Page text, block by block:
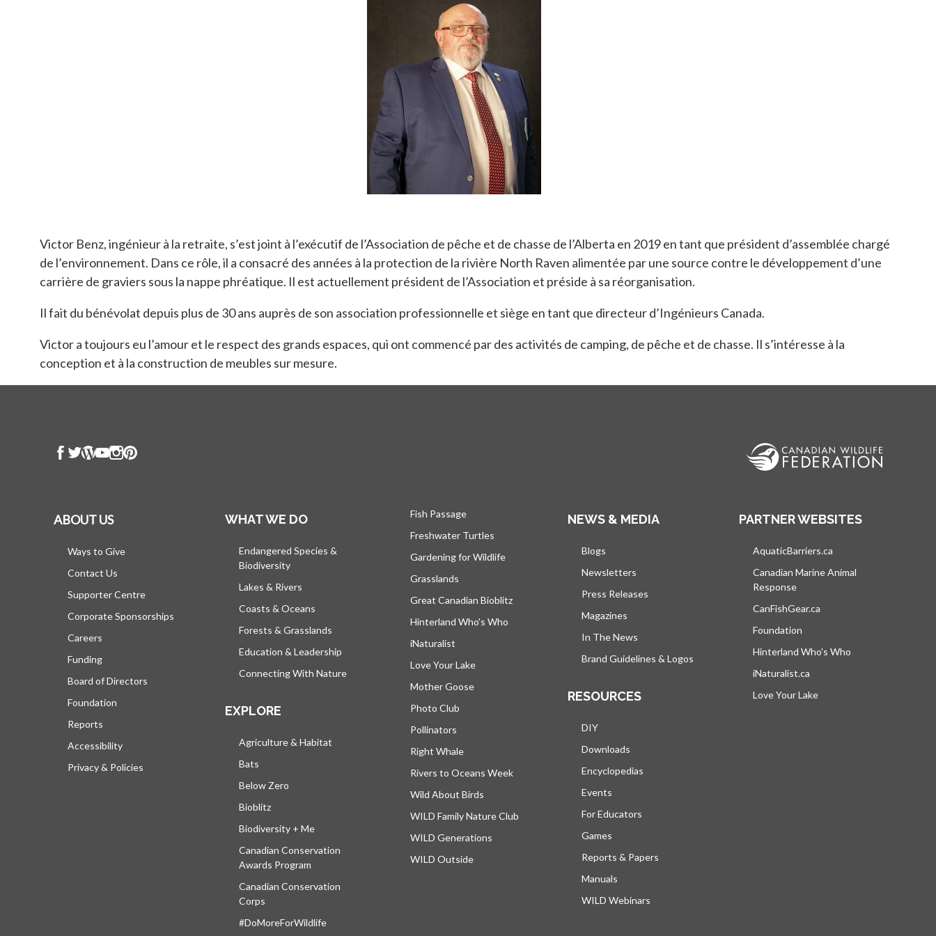
Victor Benz, ingénieur à la retraite, s’est joint à l’exécutif de l’Association de pêche et de chasse de l’Alberta en 2019 en tant que président d’assemblée chargé
de l’environnement. Dans ce rôle, il a consacré des années à la protection de la rivière North Raven alimentée par une source contre le développement d’une
carrière de graviers sous la nappe phréatique. Il est actuellement président de l’Association et préside à sa réorganisation.
Il fait du bénévolat depuis plus de 30 ans auprès de son association professionnelle et siège en tant que directeur d’Ingénieurs Canada.
Victor a toujours eu l’amour et le respect des grands espaces, qui ont commencé par des activités de camping, de pêche et de chasse. Il s’intéresse à la
conception et à la construction de meubles sur mesure.
ABOUT US
Ways to Give
Contact Us
Supporter Centre
Corporate Sponsorships
Careers
Funding
Board of Directors
Foundation
Reports
Accessibility
Privacy & Policies
WHAT WE DO
Endangered Species &
Biodiversity
Lakes & Rivers
Coasts & Oceans
Forests & Grasslands
Education & Leadership
Connecting With Nature
EXPLORE
Agriculture & Habitat
Bats
Below Zero
Bioblitz
Biodiversity + Me
Canadian Conservation
Awards Program
Canadian Conservation
Corps
#DoMoreForWildlife
Fish Passage
Freshwater Turtles
Gardening for Wildlife
Grasslands
Great Canadian Bioblitz
Hinterland Who's Who
iNaturalist
Love Your Lake
Mother Goose
Photo Club
Pollinators
Right Whale
Rivers to Oceans Week
Wild About Birds
WILD Family Nature Club
WILD Generations
WILD Outside
NEWS & MEDIA
Blogs
Newsletters
Press Releases
Magazines
In The News
Brand Guidelines & Logos
RESOURCES
DIY
Downloads
Encyclopedias
Events
For Educators
Games
Reports & Papers
Manuals
WILD Webinars
PARTNER WEBSITES
AquaticBarriers.ca
Canadian Marine Animal
Response
CanFishGear.ca
Foundation
Hinterland Who's Who
iNaturalist.ca
Love Your Lake